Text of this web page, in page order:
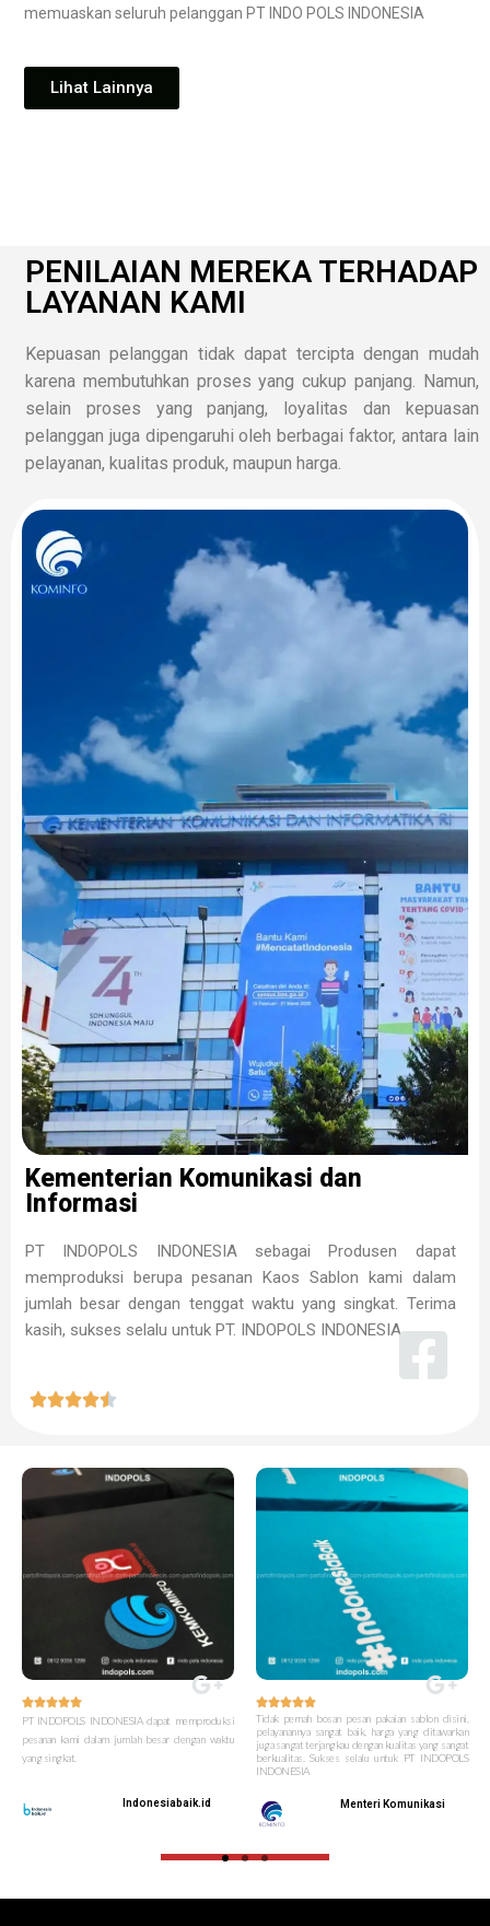
memuaskan seluruh pelanggan PT INDO POLS INDONESIA
Lihat Lainnya
PENILAIAN MEREKA TERHADAP
LAYANAN KAMI
Kepuasan pelanggan tidak dapat tercipta dengan mudah
karena membutuhkan proses yang cukup panjang. Namun,
selain proses yang panjang, loyalitas dan kepuasan
pelanggan juga dipengaruhi oleh berbagai faktor, antara lain
pelayanan, kualitas produk, maupun harga.
Kementerian Komunikasi dan
Informasi
PT INDOPOLS INDONESIA sebagai Produsen dapat
memproduksi berupa pesanan Kaos Sablon kami dalam
jumlah besar dengan tenggat waktu yang singkat. Terima
kasih, sukses selalu untuk PT. INDOPOLS INDONESIA


PT INDOPOLS INDONESIA dapat memproduksi
pesanan kami dalam jumlah besar dengan waktu
yang singkat.
Indonesiabaik.id

Tidak pernah bosan pesan pakaian sablon disini,
pelayanannya sangat baik, harga yang ditawarkan
juga sangat terjangkau dengan kualitas yang sangat
berkualitas. Sukses selalu untuk PT INDOPOLS
INDONESIA
Menteri Komunikasi